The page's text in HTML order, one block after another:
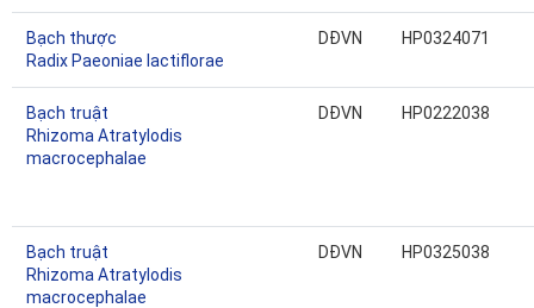
Bạch thược
Radix Paeoniae lactiflorae
DĐVN HP0324071
Bạch truật
Rhizoma Atratylodis
macrocephalae
DĐVN HP0222038
Bạch truật
Rhizoma Atratylodis
macrocephalae
DĐVN HP0325038